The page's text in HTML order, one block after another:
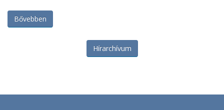
Bővebben
Hírarchívum